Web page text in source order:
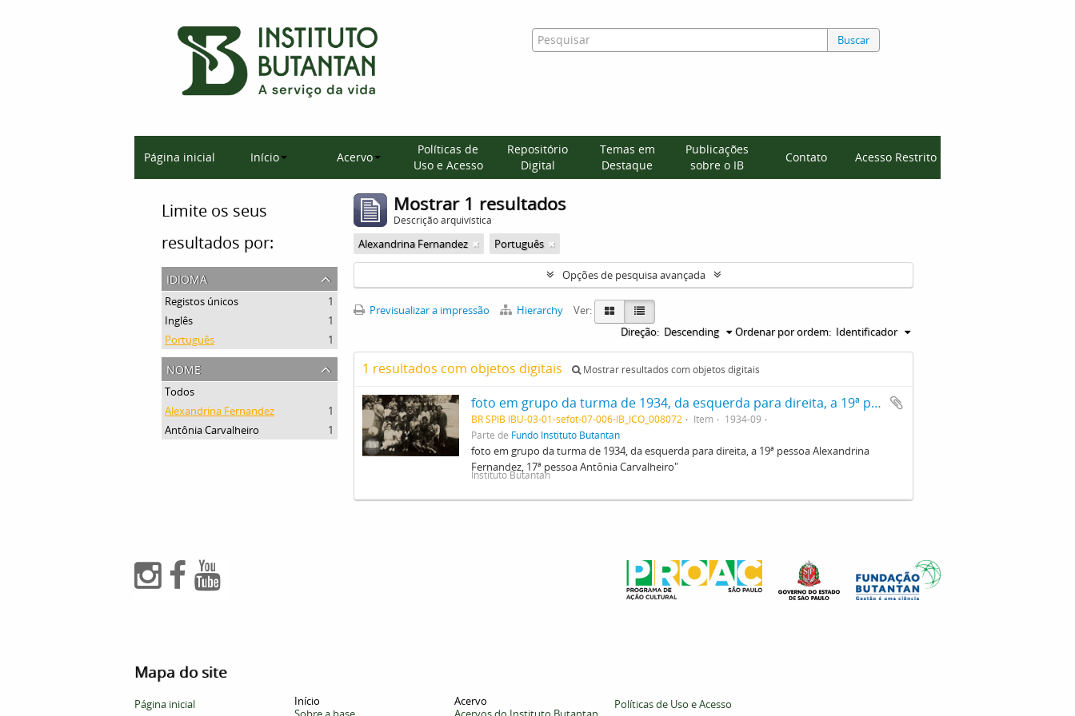
Buscar
Página inicial Início Acervo
Políticas de
Uso e Acesso
Repositório
Digital
Temas em
Destaque
Publicações
sobre o IB
Contato Acesso Restrito
Limite os seus
resultados por:
idioma
Registos únicos
1
Inglês
1
Português
1
nome
Todos
Alexandrina Fernandez
1
Antônia Carvalheiro
1
Mostrar 1 resultados
Descrição arquivística
Alexandrina Fernandez Português
Opções de pesquisa avançada
Previsualizar a impressão Hierarchy
Ver:
Ordenar por ordem: Identificador
Direção: Descending
1 resultados com objetos digitais Mostrar resultados com objetos digitais
foto em grupo da turma de 1934, da esquerda para direita, a 19ª pessoa Alexandrina Fernandez, 17ª pessoa Antônia Carvalheiro"
BR SPIB IBU-03-01-sefot-07-006-IB_ICO_008072 Item
1934-09
Parte de Fundo Instituto Butantan
foto em grupo da turma de 1934, da esquerda para direita, a 19ª pessoa Alexandrina
Fernandez, 17ª pessoa Antônia Carvalheiro"
Instituto Butantan
Mapa do site
Página inicial
Início
Acervo
Políticas de Uso e Acesso